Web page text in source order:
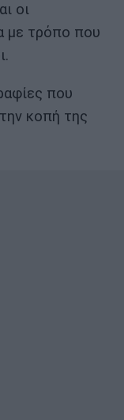
οι
με τρόπο που
που
κοπή της